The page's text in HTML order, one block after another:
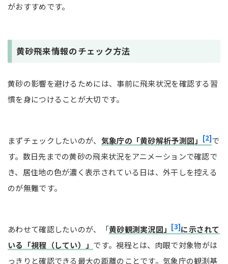
がおすすめです。
黄砂飛来情報のチェック方法
黄砂の影響を避けるためには、事前に飛来状況を確認する習
慣を身につけることが大切です。
まずチェックしたいのが、 気象庁の「黄砂解析予測図」 [2]で
す。数日先までの黄砂の飛来状況をアニメーションで確認で
き、居住地の色が濃く表示されている日は、外干しを控える
のが無難です。
あわせて確認したいのが、「黄砂観測実況図」 [3]に示されて
いる「視程（してい）」 です。視程とは、肉眼で対象物がは
っきりと確認できる最大の距離のことです。気象庁の観測基